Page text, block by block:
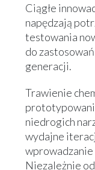
Ciągłe
napędzają
testowania
do
generacji.
Trawienie
niedrogich
wydajne
Niezależnie